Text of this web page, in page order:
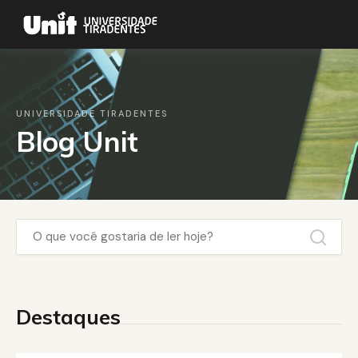
UNIVERSIDADE TIRADENTES
Blog Unit
Destaques